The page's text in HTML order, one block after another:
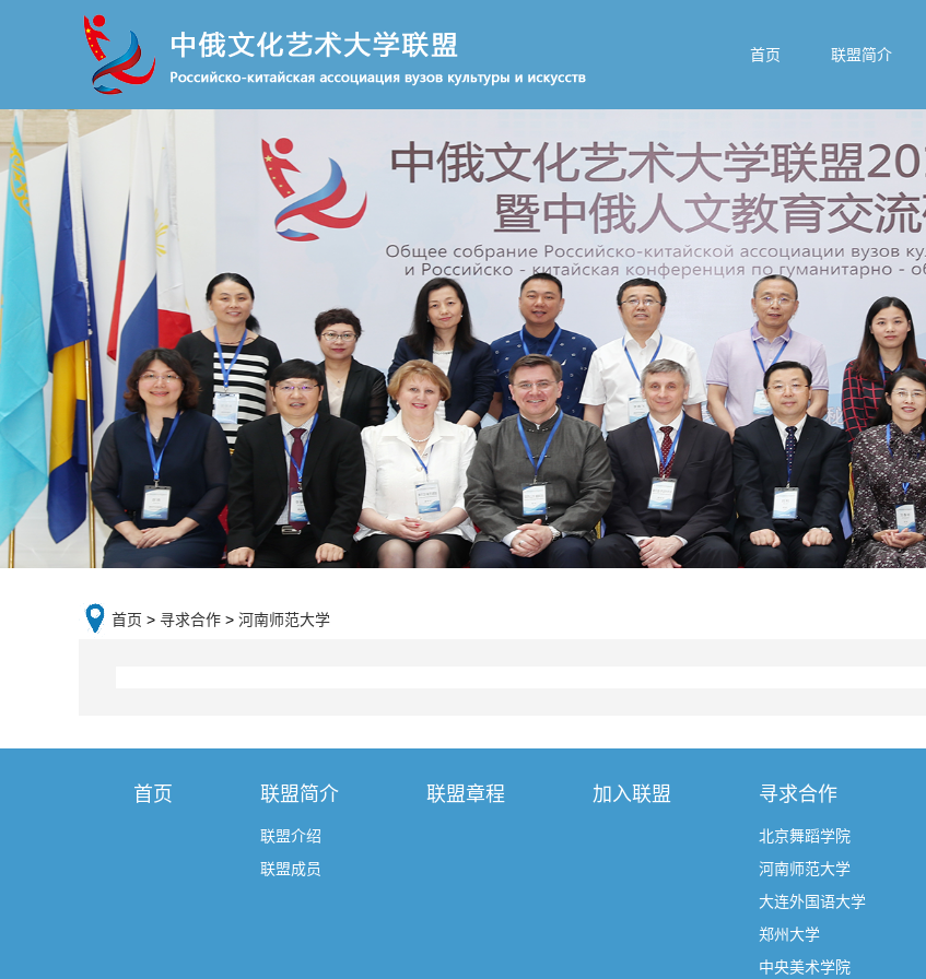
首页 联盟简介
首页 > 寻求合作 > 河南师范大学
首页 联盟简介
联盟介绍
联盟成员
联盟章程 加入联盟 寻求合作
北京舞蹈学院
河南师范大学
大连外国语大学
郑州大学
中央美术学院